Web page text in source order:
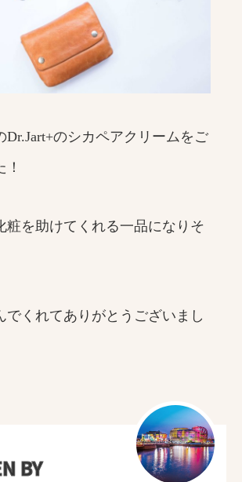
Dr.Jart+のシカペアクリームをご
粧を助けてくれる一品になりそ
でくれてありがとうございまし
BY